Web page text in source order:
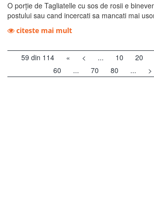
O porţie de Tagliatelle cu sos de rosii e
postului sau cand incercati sa mancati mai
citeste mai mult
59 din 114 « < ... 10 20
60
... 70 80 ... >